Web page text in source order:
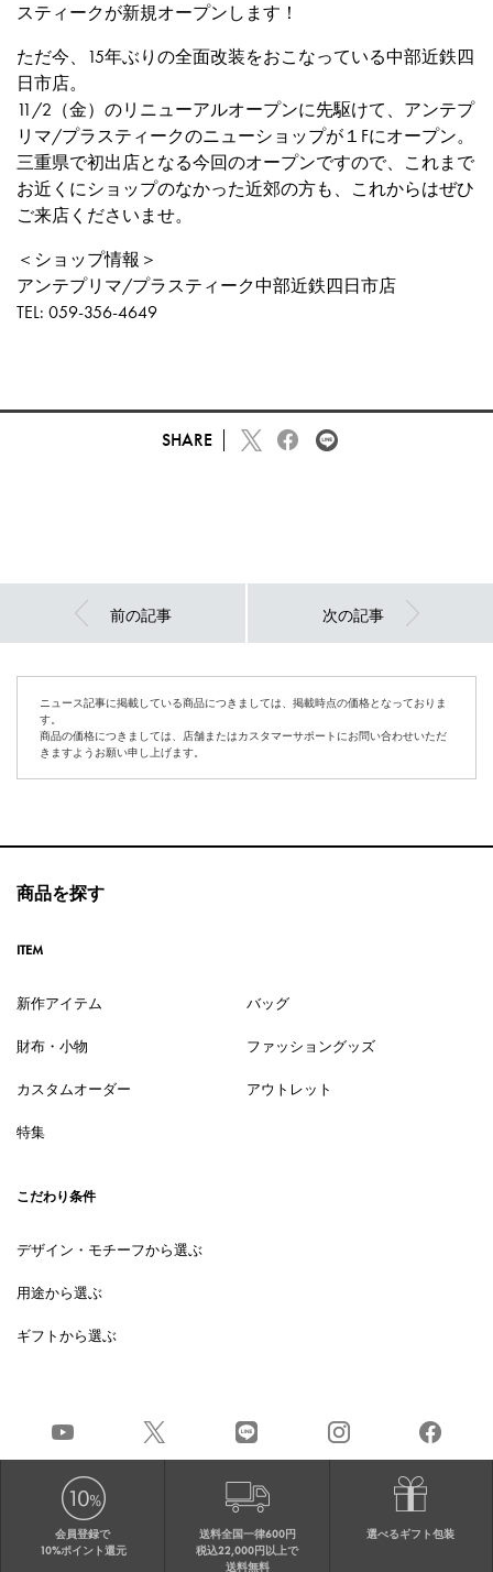
スティークが新規オープンします！
ただ今、15年ぶりの全面改装をおこなっている中部近鉄四
日市店。
11/2（金）のリニューアルオープンに先駆けて、アンテプ
リマ/プラスティークのニューショップが１Fにオープン。
三重県で初出店となる今回のオープンですので、これまで
お近くにショップのなかった近郊の方も、これからはぜひ
ご来店くださいませ。
＜ショップ情報＞
アンテプリマ/プラスティーク中部近鉄四日市店
TEL: 059-356-4649
SHARE
前の記事 次の記事
ニュース記事に掲載している商品につきましては、掲載時点の価格となっておりま
す。
商品の価格につきましては、店舗またはカスタマーサポートにお問い合わせいただ
きますようお願い申し上げます。
商品を探す
ITEM
新作アイテム バッグ
財布・小物 ファッショングッズ
カスタムオーダー アウトレット
特集
こだわり条件
デザイン・モチーフから選ぶ
用途から選ぶ
ギフトから選ぶ
会員登録で
10%ポイント還元
送料全国一律600円
税込22,000円以上で
送料無料
選べるギフト包装